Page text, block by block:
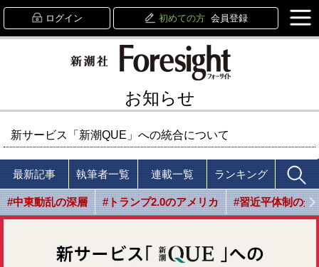
ログイン 初めての方 会員登録
お知らせ
新サービス「新潮QUE」への統合について
最新記事 執筆者一覧 連載一覧 ランキング
#中東動乱の深層 #トランプ2.0のアメリカ #習近平体制の光